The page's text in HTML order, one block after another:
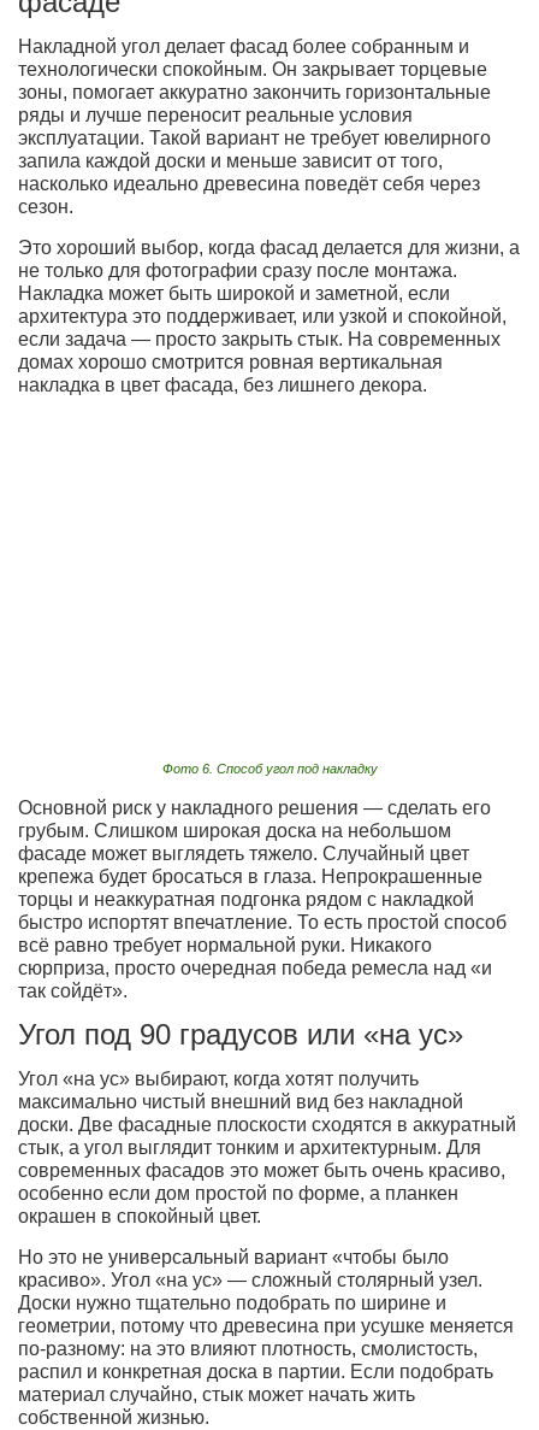
Накладной угол делает фасад более собранным и
технологически спокойным. Он закрывает торцевые
зоны, помогает аккуратно закончить горизонтальные
ряды и лучше переносит реальные условия
эксплуатации. Такой вариант не требует ювелирного
запила каждой доски и меньше зависит от того,
насколько идеально древесина поведёт себя через
сезон.
Это хороший выбор, когда фасад делается для жизни, а
не только для фотографии сразу после монтажа.
Накладка может быть широкой и заметной, если
архитектура это поддерживает, или узкой и спокойной,
если задача — просто закрыть стык. На современных
домах хорошо смотрится ровная вертикальная
накладка в цвет фасада, без лишнего декора.
Фото 6. Способ угол под накладку
Основной риск у накладного решения — сделать его
грубым. Слишком широкая доска на небольшом
фасаде может выглядеть тяжело. Случайный цвет
крепежа будет бросаться в глаза. Непрокрашенные
торцы и неаккуратная подгонка рядом с накладкой
быстро испортят впечатление. То есть простой способ
всё равно требует нормальной руки. Никакого
сюрприза, просто очередная победа ремесла над «и
так сойдёт».
Угол под 90 градусов или «на ус»
Угол «на ус» выбирают, когда хотят получить
максимально чистый внешний вид без накладной
доски. Две фасадные плоскости сходятся в аккуратный
стык, а угол выглядит тонким и архитектурным. Для
современных фасадов это может быть очень красиво,
особенно если дом простой по форме, а планкен
окрашен в спокойный цвет.
Но это не универсальный вариант «чтобы было
красиво». Угол «на ус» — сложный столярный узел.
Доски нужно тщательно подобрать по ширине и
геометрии, потому что древесина при усушке меняется
по-разному: на это влияют плотность, смолистость,
распил и конкретная доска в партии. Если подобрать
материал случайно, стык может начать жить
собственной жизнью.